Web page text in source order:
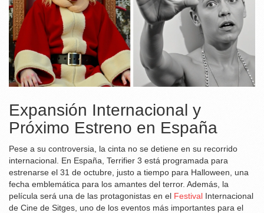
Expansión Internacional y
Próximo Estreno en España
Pese a su controversia, la cinta no se detiene en su recorrido
internacional. En España, Terrifier 3 está programada para
estrenarse el 31 de octubre, justo a tiempo para Halloween, una
fecha emblemática para los amantes del terror. Además, la
película será una de las protagonistas en el Festival Internacional
de Cine de Sitges, uno de los eventos más importantes para el